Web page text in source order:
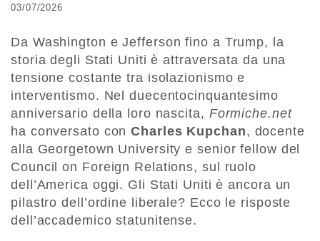
03/07/2026
Da Washington e Jefferson fino a Trump, la
storia degli Stati Uniti è attraversata da una
tensione costante tra isolazionismo e
interventismo. Nel duecentocinquantesimo
anniversario della loro nascita, Formiche.net
ha conversato conCharles Kupchan, docente
alla Georgetown University e senior fellow del
Council on Foreign Relations, sul ruolo
dell’America oggi. Gli Stati Uniti è ancora un
pilastro dell’ordine liberale? Ecco le risposte
dell’accademico statunitense.